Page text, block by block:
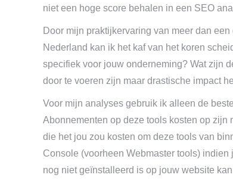
niet een hoge score behalen in een SEO
Door mijn praktijkervaring van meer dan
Nederland kan ik het kaf van het koren
specifiek voor jouw onderneming? Wat zijn
door te voeren zijn maar drastische impact
Voor mijn analyses gebruik ik alleen de
Abonnementen op deze tools kosten op zijn
die het jou zou kosten om deze tools van
Console (voorheen Webmaster tools)
nog niet geïnstalleerd is op jouw website